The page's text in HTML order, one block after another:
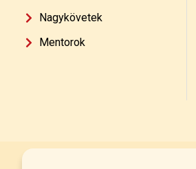
Nagykövetek
Mentorok